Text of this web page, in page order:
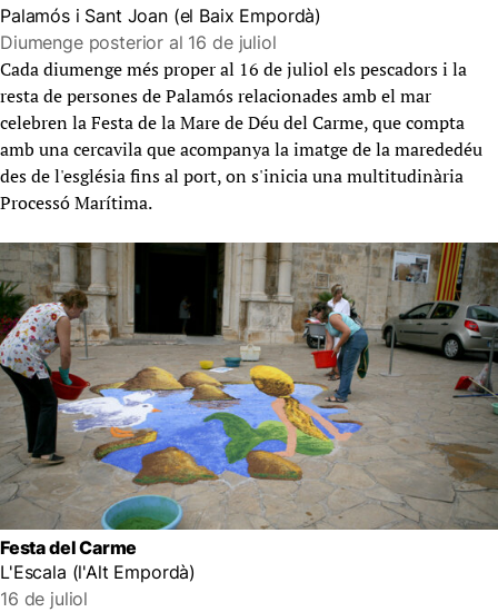
Palamós i Sant Joan (el Baix Empordà)
Diumenge posterior al 16 de juliol
Cada diumenge més proper al 16 de juliol els pescadors i la
resta de persones de Palamós relacionades amb el mar
celebren la Festa de la Mare de Déu del Carme, que compta
amb una cercavila que acompanya la imatge de la marededéu
des de l'església fins al port, on s'inicia una multitudinària
Processó Marítima.
Festa del Carme
L'Escala (l'Alt Empordà)
16 de juliol